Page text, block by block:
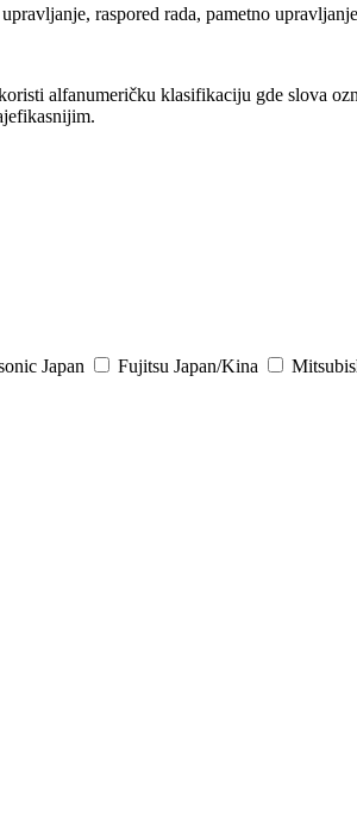
raspored rada, pametno
alfanumeričku klasifikaciju gde slova
Japan Fujitsu Japan/Kina